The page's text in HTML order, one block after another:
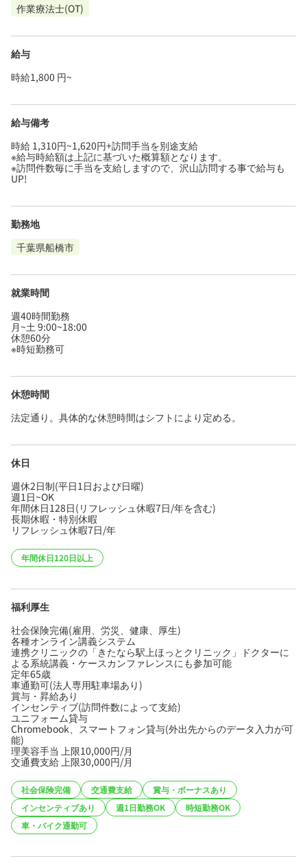
作業療法士(OT)
給与
時給1,800 円~
給与備考
時給 1,310円~1,620円+訪問手当を別途支給
※給与時給額は上記に基づいた概算額となります。
※訪問件数毎に手当を支給しますので、沢山訪問する事で給与も
UP!
勤務地
千葉県船橋市
就業時間
週40時間勤務
月~土 9:00~18:00
休憩60分
※時短勤務可
休憩時間
法定通り。具体的な休憩時間はシフトにより定める。
休日
週休2日制(平日1日および日曜)
週1日~OK
年間休日128日(リフレッシュ休暇7日/年を含む)
長期休暇・特別休暇
リフレッシュ休暇7日/年
年間休日120日以上
福利厚生
社会保険完備(雇用、労災、健康、厚生)
各種オンライン講義システム
連携クリニックの「きたなら駅上ほっとクリニック」ドクターに
よる系統講義・ケースカンファレンスにも参加可能
定年65歳
車通勤可(法人専用駐車場あり)
賞与・昇給あり
インセンティブ(訪問件数によって支給)
ユニフォーム貸与
Chromebook、スマートフォン貸与(外出先からのデータ入力が可
能)
理美容手当 上限10,000円/月
交通費支給 上限30,000円/月
社会保険完備 交通費支給
賞与・ボーナスあり
インセンティブあり
週1日勤務OK
時短勤務OK
車・バイク通勤可